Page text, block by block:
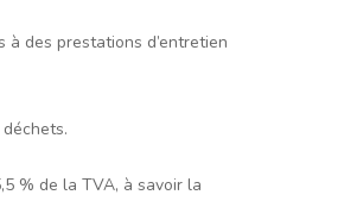
des prestations d’entretien
% de la TVA, à savoir la